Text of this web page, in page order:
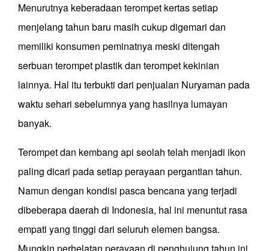
Menurutnya keberadaan terompet kertas setiap
menjelang tahun baru masih cukup digemari dan
memiliki konsumen peminatnya meski ditengah
serbuan terompet plastik dan terompet kekinian
lainnya. Hal itu terbukti dari penjualan Nuryaman pada
waktu sehari sebelumnya yang hasilnya lumayan
banyak.
Terompet dan kembang api seolah telah menjadi ikon
paling dicari pada setiap perayaan pergantian tahun.
Namun dengan kondisi pasca bencana yang terjadi
dibeberapa daerah di Indonesia, hal ini menuntut rasa
empati yang tinggi dari seluruh elemen bangsa.